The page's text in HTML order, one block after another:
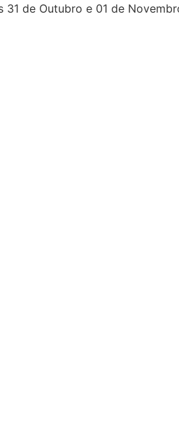
31 de Outubro e 01 de